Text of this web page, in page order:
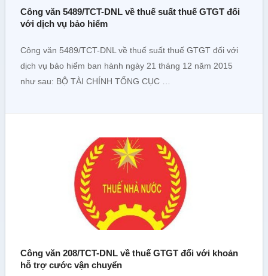
Công văn 5489/TCT-DNL về thuế suất thuế GTGT đối
với dịch vụ bảo hiểm
Công văn 5489/TCT-DNL về thuế suất thuế GTGT đối với
dịch vụ bảo hiểm ban hành ngày 21 tháng 12 năm 2015
như sau: BỘ TÀI CHÍNH TỔNG CỤC …
Công văn 208/TCT-DNL về thuế GTGT đối với khoản
hỗ trợ cước vận chuyển